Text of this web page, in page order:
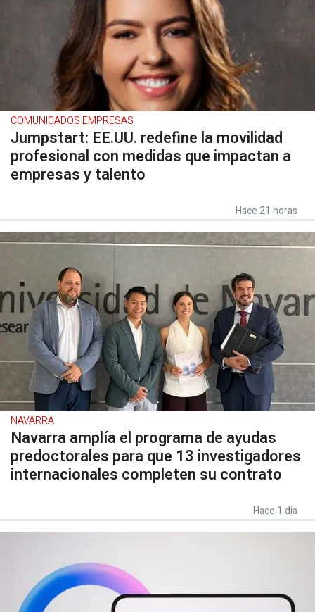
COMUNICADOS EMPRESAS
Jumpstart: EE.UU. redefine la movilidad
profesional con medidas que impactan a
empresas y talento
Hace 21 horas
NAVARRA
Navarra amplía el programa de ayudas
predoctorales para que 13 investigadores
internacionales completen su contrato
Hace 1 día